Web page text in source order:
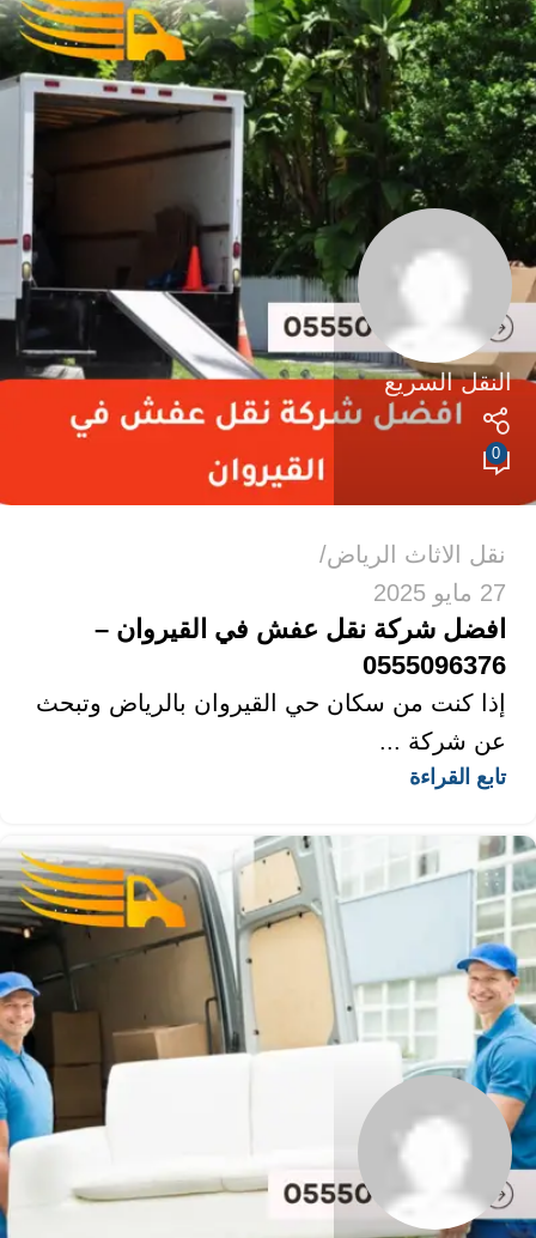
النقل السريع
0
نقل الاثاث الرياض
27 مايو 2025
افضل شركة نقل عفش في القيروان –
0555096376
إذا كنت من سكان حي القيروان بالرياض وتبحث
عن شركة ...
تابع القراءة